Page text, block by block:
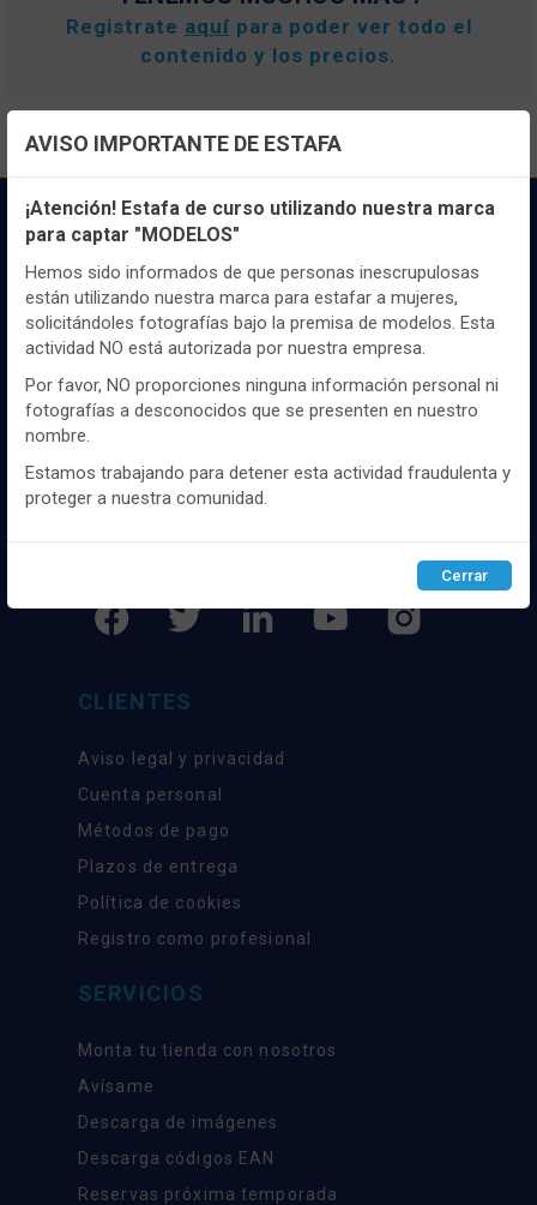
Registrate aquí para poder ver todo el
contenido y los precios.
Distribuidor y mayorista textil de las mejores
marcaas de ropa y complementos del
mercado, marcas tanto nacionales como
internacionales. Más de 25 años de
experiencia como proveedor de los mejores
comercios
SÍGUENOS
CLIENTES
Aviso legal y privacidad
Cuenta personal
Métodos de pago
Plazos de entrega
Política de cookies
Registro como profesional
SERVICIOS
Monta tu tienda con nosotros
Avísame
Descarga de imágenes
Descarga códigos EAN
Reservas próxima temporada
Configuración de cookies
Utilizamos cookies propias y de terceros, de sesión o
persistentes, para hacer funcionar de manera segura nuestra
página web y personalizar su contenido.
Igualmente, utilizamos cookies para medir y obtener datos de
la navegación que realizas y para ajustar el contenido a tus
gustos y preferencias.
Puedesconfigurary aceptar el uso de cookies a tu gusto.
Para obtener más información visita nuestra
cookies.
Configurar Rechazar ACEPTAR
AVISO IMPORTANTE DE ESTAFA
¡Atención! Estafa de curso utilizando nuestra marca
para captar "MODELOS"
Hemos sido informados de que personas inescrupulosas
están utilizando nuestra marca para estafar a mujeres,
solicitándoles fotografías bajo la premisa de modelos. Esta
actividad NO está autorizada por nuestra empresa.
Por favor, NO proporciones ninguna información personal ni
fotografías a desconocidos que se presenten en nuestro
nombre.
Estamos trabajando para detener esta actividad fraudulenta y
proteger a nuestra comunidad.
Cerrar